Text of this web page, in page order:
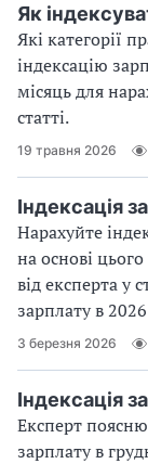
Як
Які категорії
індексацію
місяць для
статті.
19 травня 2026
Індексація
Нарахуйте
на основі
від експерта у
зарплату в
3 березня 2026
Індексація
Експерт
зарплату в